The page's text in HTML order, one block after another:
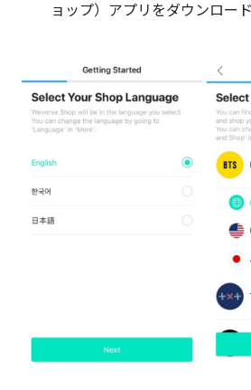
ョップ）アプリをダウンロー